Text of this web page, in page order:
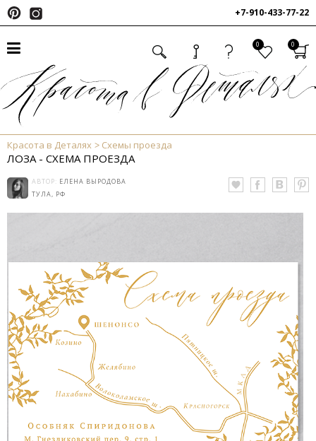
+7-910-433-77-22
0 0
Красота в Деталях Схемы проезда
ЛОЗА - СХЕМА ПРОЕЗДА
АВТОР: ЕЛЕНА ВЫРОДОВА
ТУЛА, РФ